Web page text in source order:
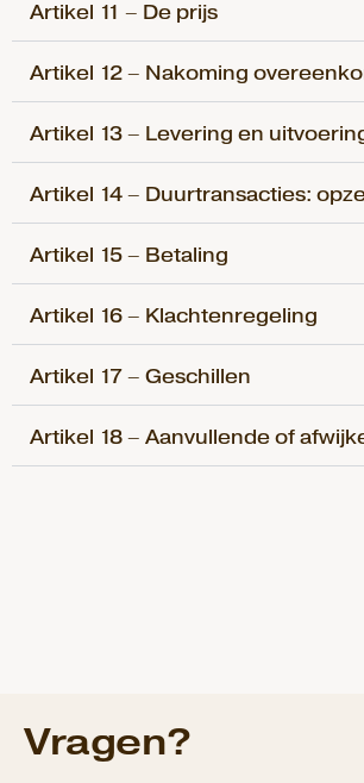
Artikel 11 – De prijs
Artikel 12 – Nakoming
Artikel 13 – Levering en
Artikel 14 – Duurtransacties:
Artikel 15 – Betaling
Artikel 16 – Klachtenregeling
Artikel 17 – Geschillen
Artikel 18 – Aanvullende of
Vragen?